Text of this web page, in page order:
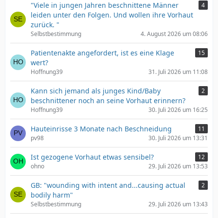
"Viele in jungen Jahren beschnittene Männer
leiden unter den Folgen. Und wollen ihre Vorhaut
zurück. "
4
Selbstbestimmung 4. August 2026 um 08:06
Patientenakte angefordert, ist es eine Klage
wert?
15
Hoffnung39 31. Juli 2026 um 11:08
Kann sich jemand als junges Kind/Baby
beschnittener noch an seine Vorhaut erinnern?
2
Hoffnung39 30. Juli 2026 um 16:25
Hauteinrisse 3 Monate nach Beschneidung
11
pv98
30. Juli 2026 um 13:31
Ist gezogene Vorhaut etwas sensibel?
12
ohno
29. Juli 2026 um 13:53
GB: "wounding with intent and...causing actual
bodily harm"
2
Selbstbestimmung 29. Juli 2026 um 13:43